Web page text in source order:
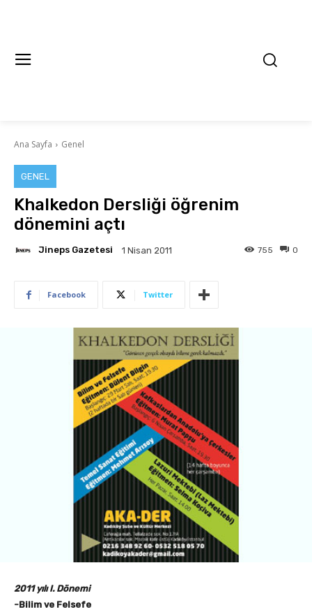
Ana Sayfa Genel
GENEL
Khalkedon Dersliği öğrenim
dönemini açtı
Jineps Gazetesi 1 Nisan 2011 0
755
Facebook Twitter
2011 yılı I. Dönemi
-Bilim ve Felsefe